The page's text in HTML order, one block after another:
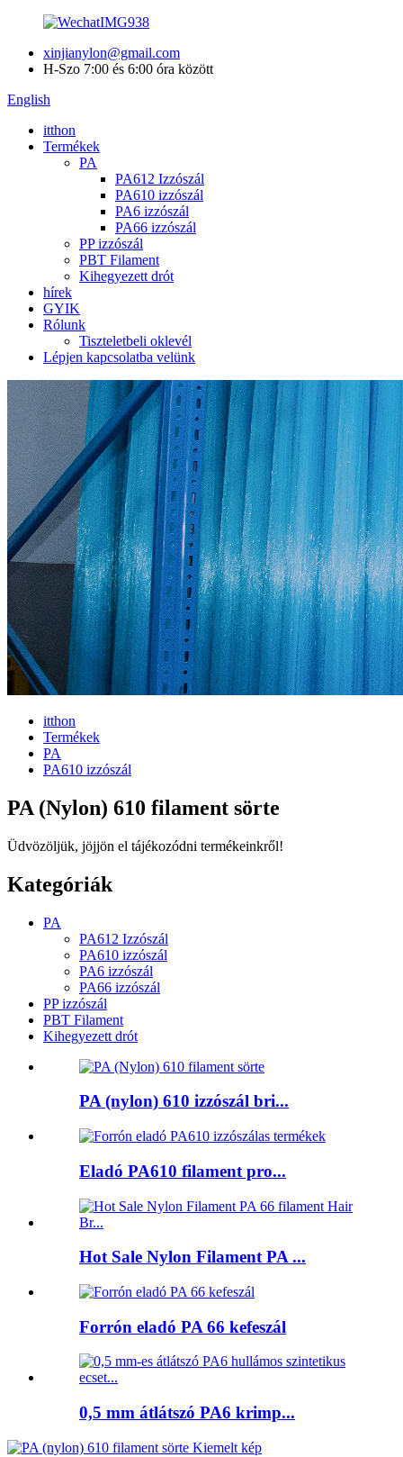
xinjianylon@gmail.com
H-Szo 7:00 és 6:00 óra között
English
itthon
Termékek
PA
PA612 Izzószál
PA610 izzószál
PA6 izzószál
PA66 izzószál
PP izzószál
PBT Filament
Kihegyezett drót
hírek
GYIK
Rólunk
Tiszteletbeli oklevél
Lépjen kapcsolatba velünk
itthon
Termékek
PA
PA610 izzószál
PA (Nylon) 610 filament sörte
Üdvözöljük, jöjjön el tájékozódni termékeinkről!
Kategóriák
PA
PA612 Izzószál
PA610 izzószál
PA6 izzószál
PA66 izzószál
PP izzószál
PBT Filament
Kihegyezett drót
PA (nylon) 610 izzószál bri...
Eladó PA610 filament pro...
Hot Sale Nylon Filament PA ...
Forrón eladó PA 66 kefeszál
0,5 mm átlátszó PA6 krimp...